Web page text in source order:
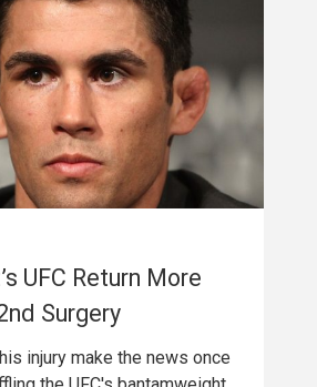
UFC Return More
Surgery
injury make the news once